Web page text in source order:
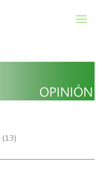
(13)